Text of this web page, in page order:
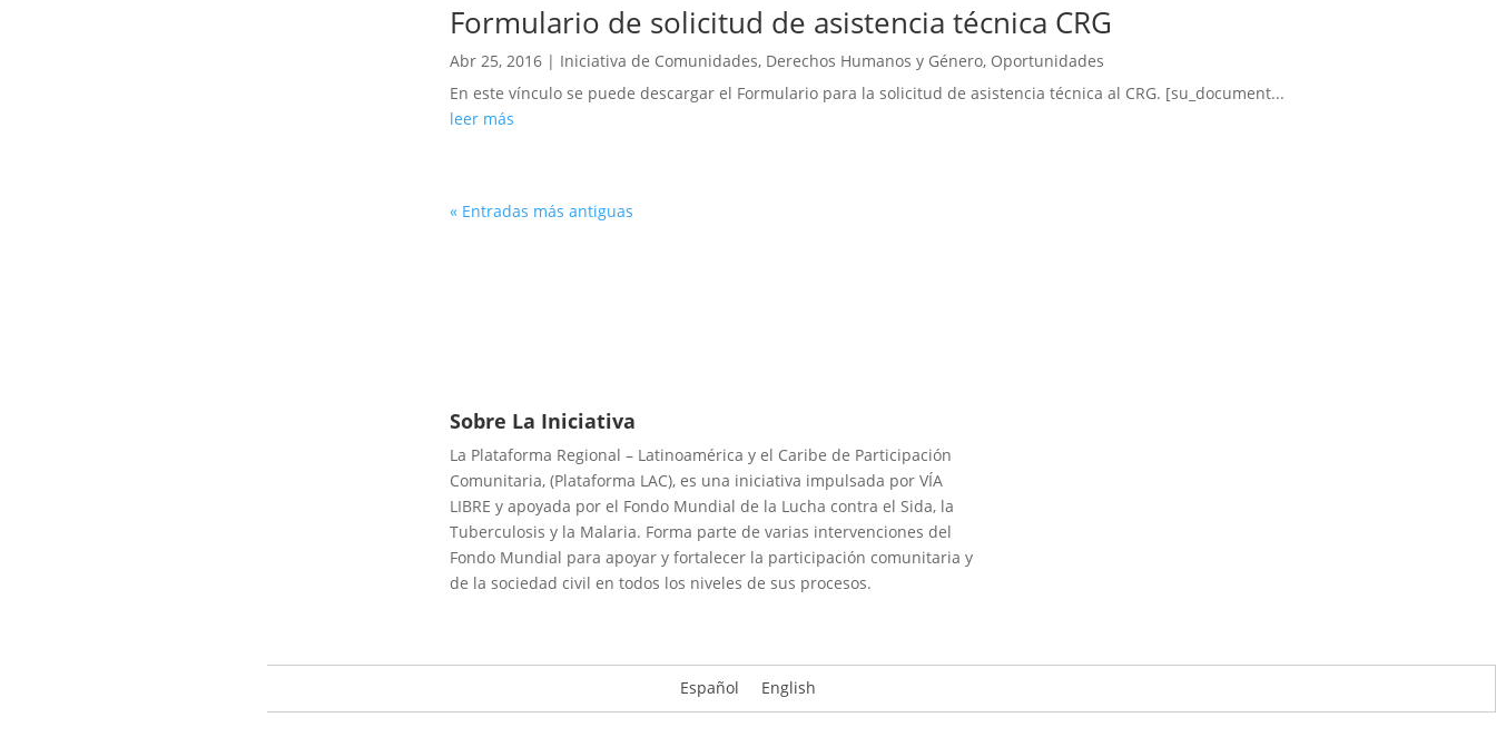
Formulario de solicitud de asistencia técnica CRG
Abr 25, 2016 | Iniciativa de Comunidades, Derechos Humanos y Género, Oportunidades
En este vínculo se puede descargar el Formulario para la solicitud de asistencia técnica al CRG. [su_document...
leer más
« Entradas más antiguas
Sobre La Iniciativa
La Plataforma Regional – Latinoamérica y el Caribe de Participación
Comunitaria, (Plataforma LAC), es una iniciativa impulsada por VÍA
LIBRE y apoyada por el Fondo Mundial de la Lucha contra el Sida, la
Tuberculosis y la Malaria. Forma parte de varias intervenciones del
Fondo Mundial para apoyar y fortalecer la participación comunitaria y
de la sociedad civil en todos los niveles de sus procesos.
Español English